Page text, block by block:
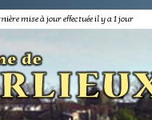
mise à jour effectuée il y a 1 jour
COMMERCES-ARTISANS
RENON
BIBLIOTHÈQUE
PLAN LOCAL
LES ANNONCES DE